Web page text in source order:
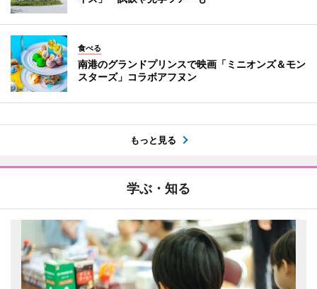
食べる
南港のグランドプリンスで映画「ミニオンズ＆モン
スターズ」コラボアフヌン
もっと見る
学ぶ・知る